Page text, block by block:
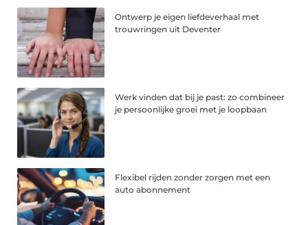
Ontwerp je eigen liefdeverhaal met
trouwringen uit Deventer
Werk vinden dat bij je past: zo combineer
je persoonlijke groei met je loopbaan
Flexibel rijden zonder zorgen met een
auto abonnement